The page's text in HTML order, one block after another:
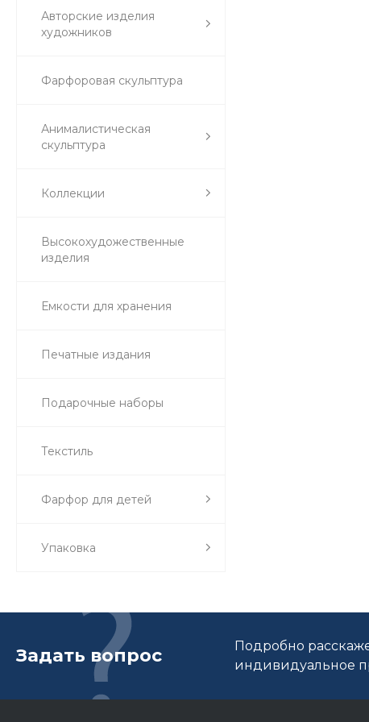
Авторские изделия
художников
Фарфоровая скульптура
Анималистическая
скульптура
Коллекции
Высокохудожественные
изделия
Емкости для хранения
Печатные издания
Подарочные наборы
Текстиль
Фарфор для детей
Упаковка
Задать вопрос
Подробно
индивидуальное